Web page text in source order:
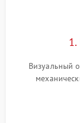
1.
Визуальный
включение,
матрицы и